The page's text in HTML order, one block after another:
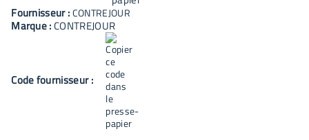
Fournisseur :CONTREJOUR
Marque : CONTREJOUR
Code fournisseur :